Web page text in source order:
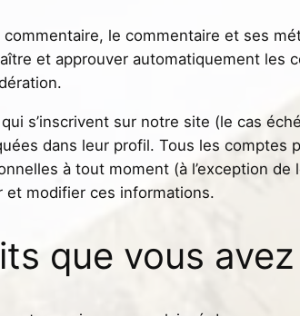
commentaire, le commentaire et ses
et approuver automatiquement les
s’inscrivent sur notre site (le cas
dans leur profil. Tous les comptes
à tout moment (à l’exception
et modifier ces informations.
que vous